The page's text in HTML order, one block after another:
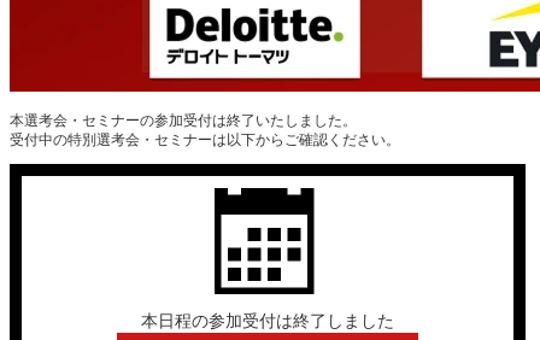
本選考会・セミナーの参加受付は終了いたしました。
受付中の特別選考会・セミナーは以下からご確認ください。
本日程の参加受付は終了しました